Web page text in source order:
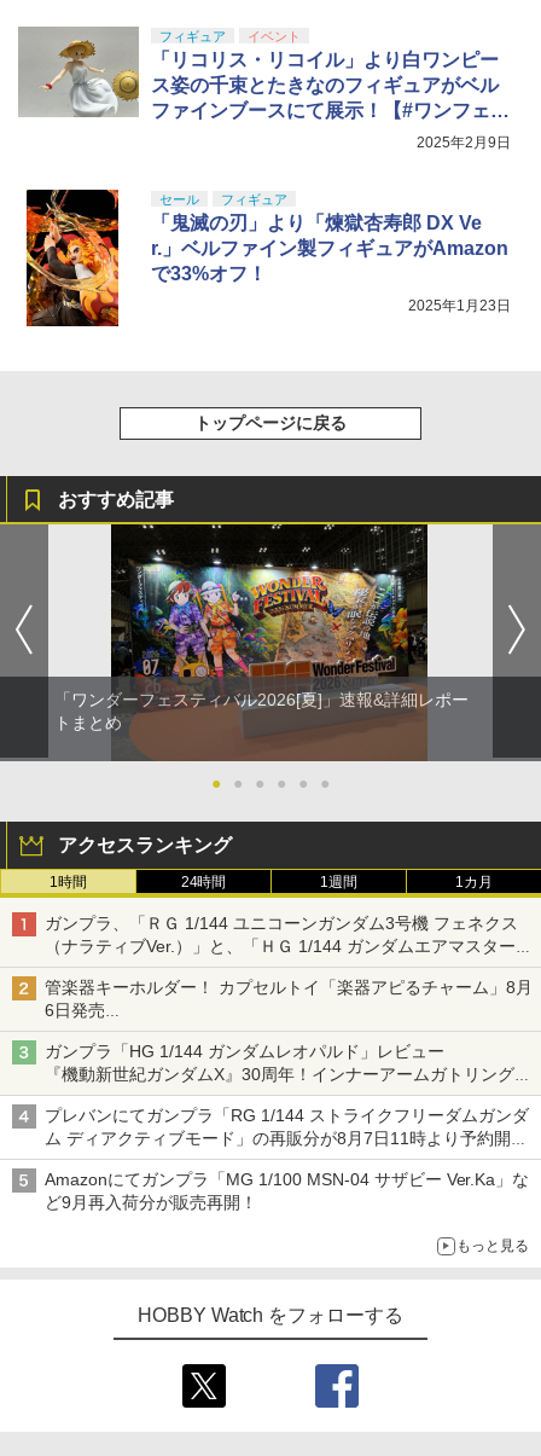
フィギュア イベント
「リコリス・リコイル」より白ワンピー
ス姿の千束とたきなのフィギュアがベル
ファインブースにて展示！【#ワンフェ
2025年2月9日
セール フィギュア
「鬼滅の刃」より「煉獄杏寿郎 DX Ve
r.」ベルファイン製フィギュアがAmazon
で33%オフ！
2025年1月23日
トップページに戻る
おすすめ記事
「ワンダーフェスティバル2026[夏]」速報&詳細レポー
トまとめ
● ● ● ● ● ●
アクセスランキング
1時間 24時間 1週間 1カ月
ガンプラ、「ＲＧ 1/144 ユニコーンガンダム3号機 フェネクス
（ナラティブVer.）」と、「ＨＧ 1/144 ガンダムエアマスターバ
ースト」再販
管楽器キーホルダー！ カプセルトイ「楽器アピるチャーム」8月
6日発売
チューバ、テナサクなど5種各3色
ガンプラ「HG 1/144 ガンダムレオパルド」レビュー
『機動新世紀ガンダムX』30周年！インナーアームガトリングの
変形機構まで再現し最新フォーマットでキット化！
プレバンにてガンプラ「RG 1/144 ストライクフリーダムガンダ
ム ディアクティブモード」の再販分が8月7日11時より予約開
始！
Amazonにてガンプラ「MG 1/100 MSN-04 サザビー Ver.Ka」な
ど9月再入荷分が販売再開！
もっと見る
HOBBY Watch をフォローする